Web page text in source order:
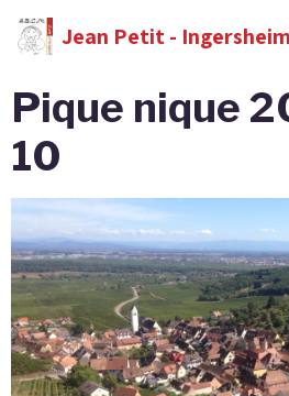
Jean Petit - Ingersheim
Pique nique
10